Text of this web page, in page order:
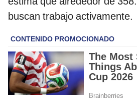
buscan trabajo activamente.